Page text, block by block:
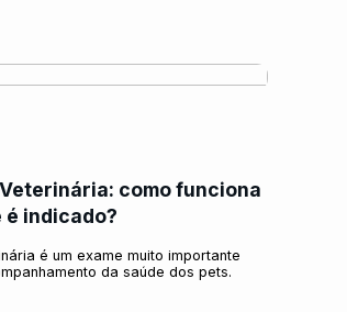
como funciona
é indicado?
é um exame muito importante
da saúde dos pets.